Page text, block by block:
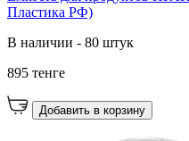
Пластика РФ)
В наличии - 80 штук
895 тенге
Добавить в корзину